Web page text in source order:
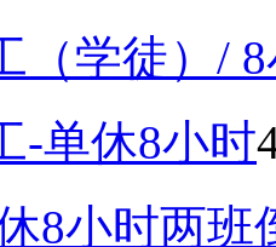
（学徒）/
-单休8小时
8小时两班